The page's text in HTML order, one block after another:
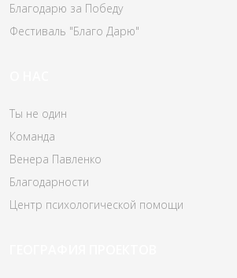
Благодарю за Победу
Фестиваль "Благо Дарю"
Ты не один
Команда
Венера Павленко
Благодарности
Центр психологической помощи